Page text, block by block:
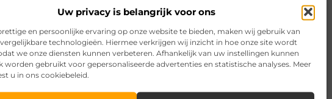
Uw privacy is belangrijk voor ons
en persoonlijke ervaring op onze website te bieden, maken wij gebruik van
technologieën. Hiermee verkrijgen wij inzicht in hoe onze site wordt
we onze diensten kunnen verbeteren. Afhankelijk van uw instellingen kunnen
worden gebruikt voor gepersonaliseerde advertenties en statistische analyses. Meer
u in ons cookiebeleid.